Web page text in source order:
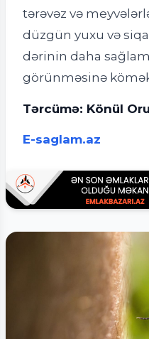
tərəvəz və
düzgün yuxu və
dərinin daha
görünməsinə
Tərcümə: Könül
E-saglam.az